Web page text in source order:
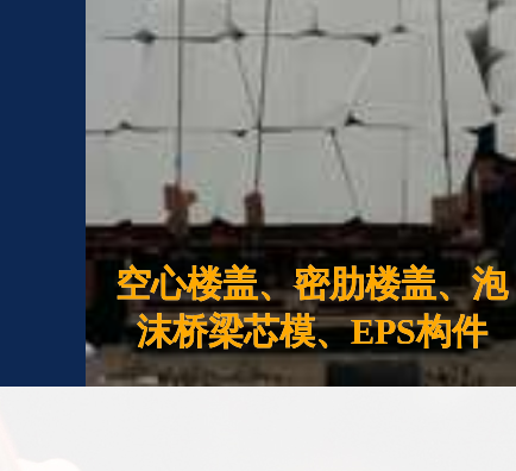
空心楼盖、密肋楼盖、泡
沫桥梁芯模、EPS构件